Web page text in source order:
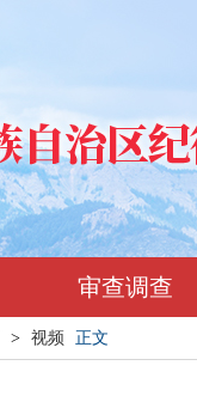
审查调查
> 视频 正文